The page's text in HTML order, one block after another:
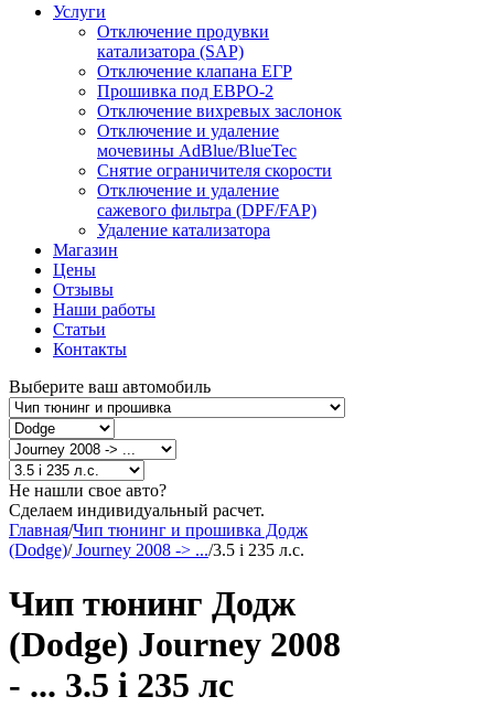
Услуги
Отключение продувки
катализатора (SAP)
Отключение клапана ЕГР
Прошивка под ЕВРО-2
Отключение вихревых заслонок
Отключение и удаление
мочевины AdBlue/BlueTec
Снятие ограничителя скорости
Отключение и удаление
сажевого фильтра (DPF/FAP)
Удаление катализатора
Магазин
Цены
Отзывы
Наши работы
Статьи
Контакты
Выберите ваш автомобиль
Не нашли свое авто?
Сделаем индивидуальный расчет.
Главная/Чип тюнинг и прошивка Додж
(Dodge)/Journey 2008 -> .../3.5 i 235 л.с.
Чип тюнинг Додж
(Dodge) Journey 2008
- ... 3.5 i 235 лс